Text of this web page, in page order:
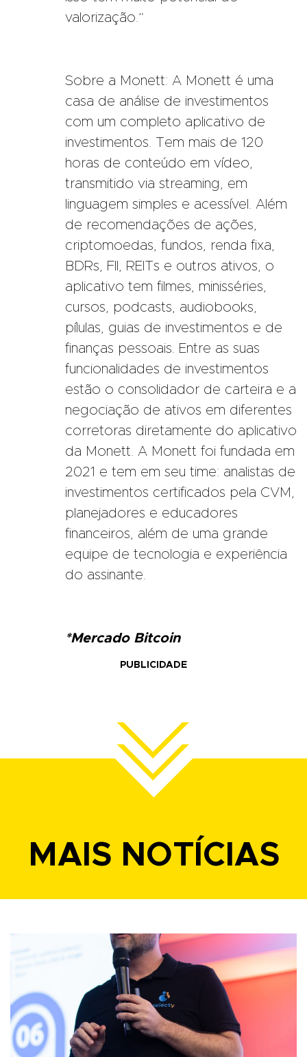
valorização.”
Sobre a Monett: A Monett é uma
casa de análise de investimentos
com um completo aplicativo de
investimentos. Tem mais de 120
horas de conteúdo em vídeo,
transmitido via streaming, em
linguagem simples e acessível. Além
de recomendações de ações,
criptomoedas, fundos, renda fixa,
BDRs, FII, REITs e outros ativos, o
aplicativo tem filmes, minisséries,
cursos, podcasts, audiobooks,
pílulas, guias de investimentos e de
finanças pessoais. Entre as suas
funcionalidades de investimentos
estão o consolidador de carteira e a
negociação de ativos em diferentes
corretoras diretamente do aplicativo
da Monett. A Monett foi fundada em
2021 e tem em seu time: analistas de
investimentos certificados pela CVM,
planejadores e educadores
financeiros, além de uma grande
equipe de tecnologia e experiência
do assinante.
*Mercado Bitcoin
PUBLICIDADE
MAIS NOTÍCIAS